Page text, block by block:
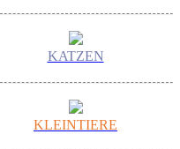
KATZEN
KLEINTIERE